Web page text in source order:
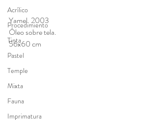
Acrílico
Procedimiento
Tinta
Pastel
Temple
Mixta
Fauna
Imprimatura
Yamel. 2003
Óleo sobre tela.
56x60 cm